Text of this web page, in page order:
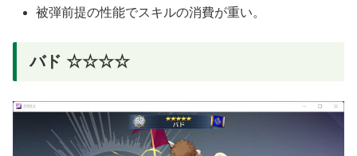
被弾前提の性能でスキルの消費が重い。
バド ☆☆☆☆